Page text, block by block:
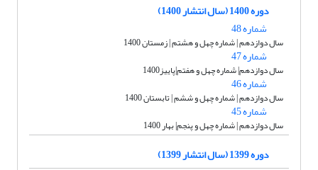
دوره 1400 (سال انتشار 1400)
شماره 48
سال دوازدهم | شماره چهل و هشتم | زمستان 1400
شماره 47
سال دوازدهم| شماره چهل و هفتم|پاییز1400
شماره 46
سال دوازدهم | شماره چهل و ششم | تابستان 1400
شماره 45
سال دوازدهم | شماره چهل و پنجم| بهار 1400
دوره 1399 (سال انتشار 1399)